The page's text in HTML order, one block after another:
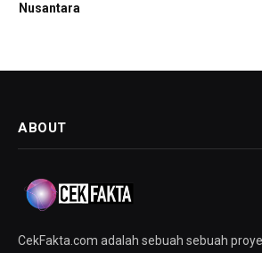
Nusantara
ABOUT
CekFakta.com adalah sebuah sebuah